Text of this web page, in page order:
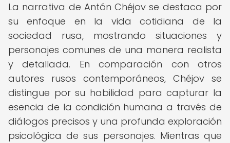
La narrativa de Antón Chéjov se destaca por
su enfoque en la vida cotidiana de la
sociedad rusa, mostrando situaciones y
personajes comunes de una manera realista
y detallada. En comparación con otros
autores rusos contemporáneos, Chéjov se
distingue por su habilidad para capturar la
esencia de la condición humana a través de
diálogos precisos y una profunda exploración
psicológica de sus personajes. Mientras que